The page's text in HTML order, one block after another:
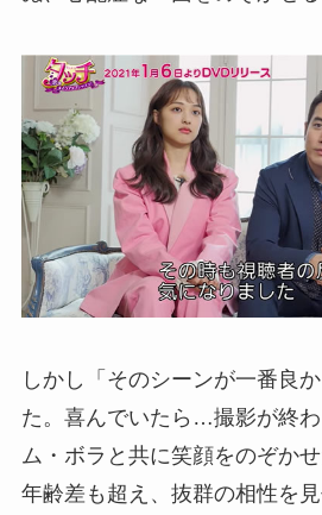
しかし「そのシーンが一番良
た。喜んでいたら…撮影が終
ム・ボラと共に笑顔をのぞかせ
年齢差も超え、抜群の相性を